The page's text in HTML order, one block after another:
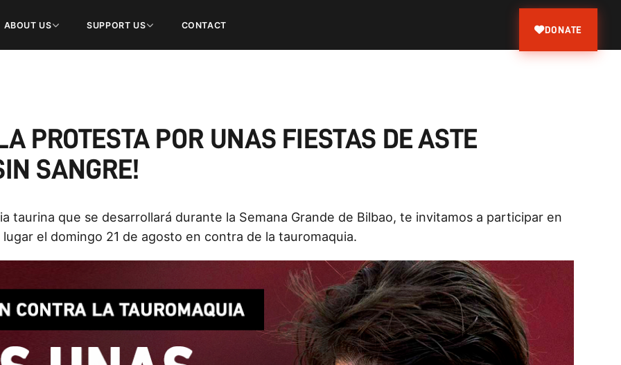
ABOUT US SUPPORT US CONTACT DONATE
PROTESTA POR UNAS FIESTAS DE ASTE
SANGRE!
taurina que se desarrollará durante la Semana Grande de Bilbao, te invitamos a participar en
el domingo 21 de agosto en contra de la tauromaquia.